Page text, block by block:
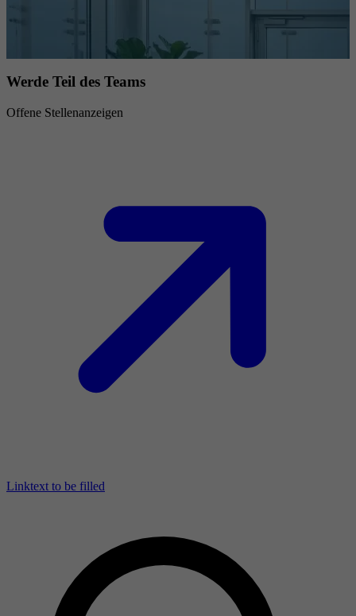
Werde Teil des Teams
Offene Stellenanzeigen
Linktext to be filled